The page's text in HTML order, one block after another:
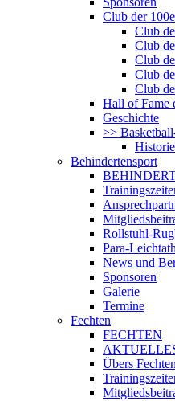
Club der
Club
Club
Club
Club
Club
Hall of Fame
Geschichte
>>
Historie
Behindertensport
Rollstuhl-
Para-
News und
Sponsoren
Galerie
Termine
Fechten
FECHTEN
Übers Fechten